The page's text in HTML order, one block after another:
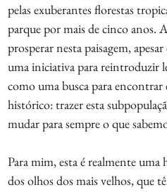
pelas exuberantes florestas
parque por mais de cinco anos.
prosperar nesta paisagem,
uma iniciativa para reintroduzir
como uma busca para
histórico: trazer esta
mudar para sempre o que
Para mim, esta é realmente uma
dos olhos dos mais velhos, que